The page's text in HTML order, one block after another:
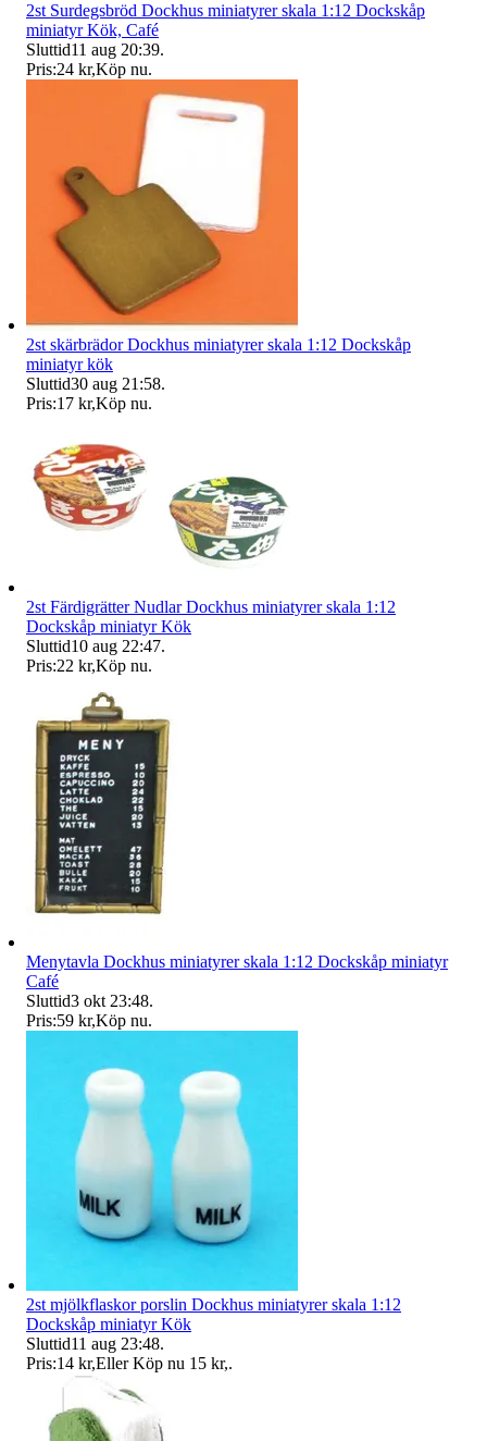
2st Surdegsbröd Dockhus miniatyrer skala 1:12 Dockskåp
miniatyr Kök, Café
Sluttid11 aug 20:39.
Pris:24 kr,Köp nu.
2st skärbrädor Dockhus miniatyrer skala 1:12 Dockskåp
miniatyr kök
Sluttid30 aug 21:58.
Pris:17 kr,Köp nu.
2st Färdigrätter Nudlar Dockhus miniatyrer skala 1:12
Dockskåp miniatyr Kök
Sluttid10 aug 22:47.
Pris:22 kr,Köp nu.
Menytavla Dockhus miniatyrer skala 1:12 Dockskåp miniatyr
Café
Sluttid3 okt 23:48.
Pris:59 kr,Köp nu.
2st mjölkflaskor porslin Dockhus miniatyrer skala 1:12
Dockskåp miniatyr Kök
Sluttid11 aug 23:48.
Pris:14 kr,Eller Köp nu 15 kr,.